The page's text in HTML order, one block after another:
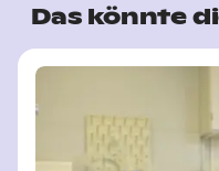
Das könnte